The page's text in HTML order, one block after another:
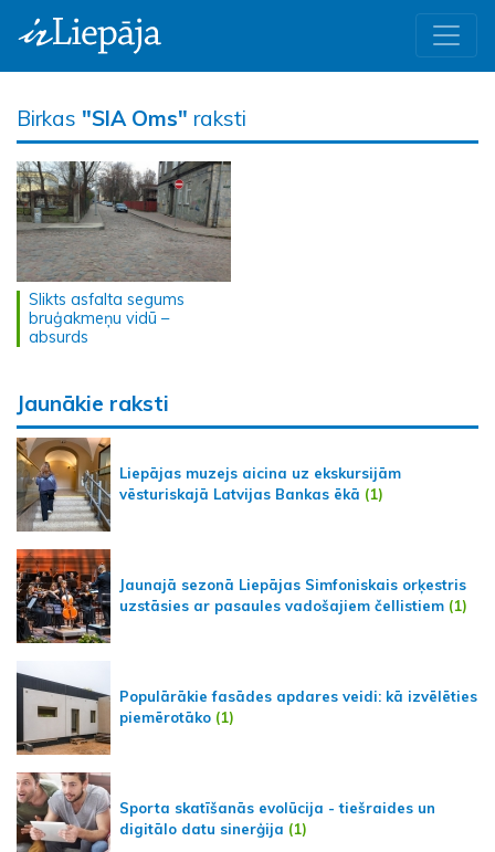
Birkas "SIA Oms" raksti
Slikts asfalta segums
bruģakmeņu vidū –
absurds
Jaunākie raksti
Liepājas muzejs aicina uz ekskursijām
vēsturiskajā Latvijas Bankas ēkā (1)
Jaunajā sezonā Liepājas Simfoniskais orķestris
uzstāsies ar pasaules vadošajiem čellistiem (1)
Populārākie fasādes apdares veidi: kā izvēlēties
piemērotāko (1)
Sporta skatīšanās evolūcija - tiešraides un
digitālo datu sinerģija (1)